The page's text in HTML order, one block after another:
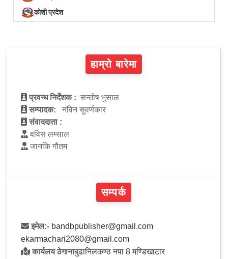
कोशी प्रदेश
हाम्रो बारेमा
प्रवन्ध निर्देशक : सन्तोष भुसाल
सम्पादक:
नविन सुवर्णकार
संवाददाता :
वविस लम्साल
जानकि गौतम
सम्पर्क
इमेल:- bandbpublisher@gmail.com
ekarmachari2080@gmail.com
कार्यलय ठेगानाबुढानिलकण्ठ नपा 8 मण्डिखाटार